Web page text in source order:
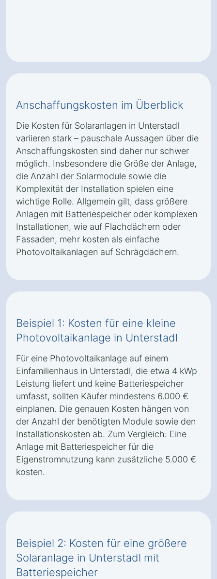
Anschaffungskosten im Überblick
Die Kosten für Solaranlagen in Unterstadl
variieren stark – pauschale Aussagen über die
Anschaffungskosten sind daher nur schwer
möglich. Insbesondere die Größe der Anlage,
die Anzahl der Solarmodule sowie die
Komplexität der Installation spielen eine
wichtige Rolle. Allgemein gilt, dass größere
Anlagen mit Batteriespeicher oder komplexen
Installationen, wie auf Flachdächern oder
Fassaden, mehr kosten als einfache
Photovoltaikanlagen auf Schrägdächern.
Beispiel 1: Kosten für eine kleine
Photovoltaikanlage in Unterstadl
Für eine Photovoltaikanlage auf einem
Einfamilienhaus in Unterstadl, die etwa 4 kWp
Leistung liefert und keine Batteriespeicher
umfasst, sollten Käufer mindestens 6.000 €
einplanen. Die genauen Kosten hängen von
der Anzahl der benötigten Module sowie den
Installationskosten ab. Zum Vergleich: Eine
Anlage mit Batteriespeicher für die
Eigenstromnutzung kann zusätzliche 5.000 €
kosten.
Beispiel 2: Kosten für eine größere
Solaranlage in Unterstadl mit
Batteriespeicher